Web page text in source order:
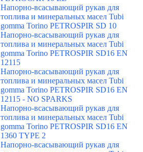
Напорно-всасывающий рукав для
топлива и минеральных масел Tubi
gomma Torino PETROSPIR SD 10
Напорно-всасывающий рукав для
топлива и минеральных масел Tubi
gomma Torino PETROSPIR SD16 EN
12115
Напорно-всасывающий рукав для
топлива и минеральных масел Tubi
gomma Torino PETROSPIR SD16 EN
12115 - NO SPARKS
Напорно-всасывающий рукав для
топлива и минеральных масел Tubi
gomma Torino PETROSPIR SD16 EN
1360 TYPE 2
Напорно-всасывающий рукав для